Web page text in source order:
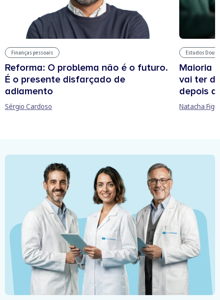
Finanças pessoais
Reforma: O problema não é o futuro.
É o presente disfarçado de
adiamento
Sérgio Cardoso
Estudos
Maioria
vai ter
depois
Natacha